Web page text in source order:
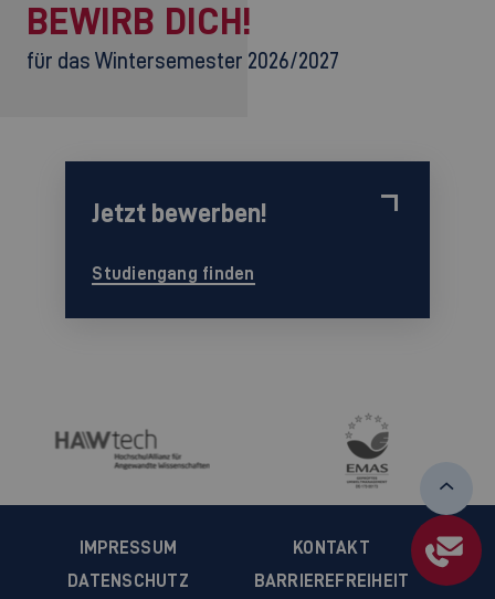
BEWIRB DICH!
für das Wintersemester 2026/2027
Jetzt bewerben!
Studiengang finden
IMPRESSUM
KONTAKT
DATENSCHUTZ
BARRIEREFREIHEIT